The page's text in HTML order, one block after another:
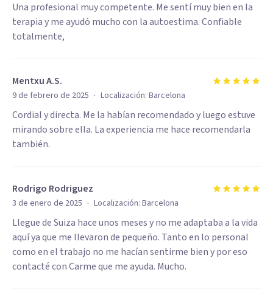
Una profesional muy competente. Me sentí muy bien en la
terapia y me ayudó mucho con la autoestima. Confiable
totalmente,
Mentxu A.S.
9 de febrero de 2025 · Localización: Barcelona
Cordial y directa. Me la habían recomendado y luego estuve
mirando sobre ella. La experiencia me hace recomendarla
también.
Rodrigo Rodriguez
3 de enero de 2025 · Localización: Barcelona
Llegue de Suiza hace unos meses y no me adaptaba a la vida
aquí ya que me llevaron de pequeño. Tanto en lo personal
como en el trabajo no me hacían sentirme bien y por eso
contacté con Carme que me ayuda. Mucho.